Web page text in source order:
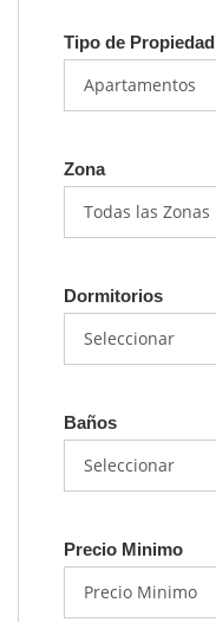
Tipo de Propiedad
Zona
Dormitorios
Baños
Precio Minimo